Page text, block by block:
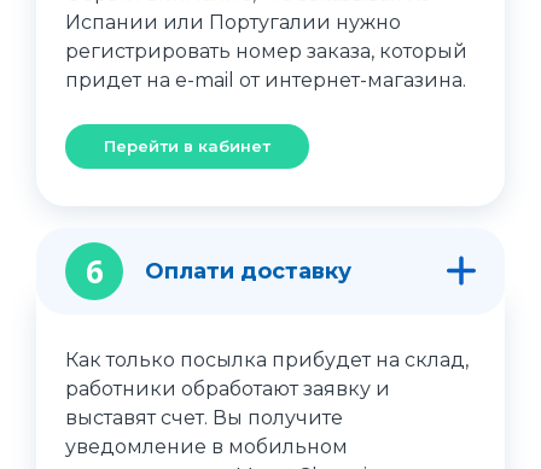
Испании или Португалии нужно
регистрировать номер заказа, который
придет на e-mail от интернет-магазина.
Перейти в кабинет
6 Оплати доставку
Как только посылка прибудет на склад,
работники обработают заявку и
выставят счет. Вы получите
уведомление в мобильном